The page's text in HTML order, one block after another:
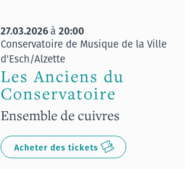
27.03.2026à 20:00
Conservatoire de Musique de la Ville
d'Esch/Alzette
Les Anciens du
Conservatoire
Ensemble de cuivres
Acheter des tickets